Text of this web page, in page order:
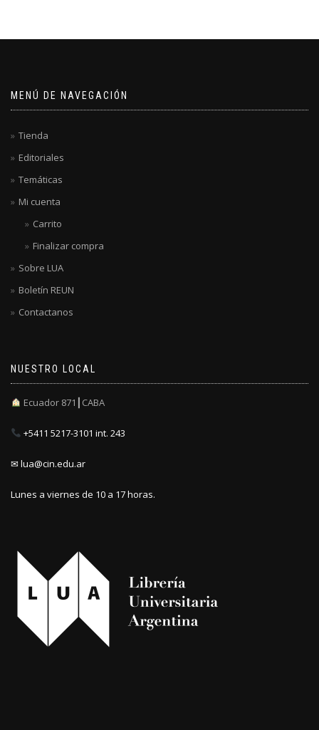
MENÚ DE NAVEGACIÓN
Tienda
Editoriales
Temáticas
Mi cuenta
Carrito
Finalizar compra
Sobre LUA
Boletín REUN
Contactanos
NUESTRO LOCAL
Ecuador 871┃CABA
+5411 5217-3101 int. 243
✉ lua@cin.edu.ar
Lunes a viernes de 10 a 17 horas.